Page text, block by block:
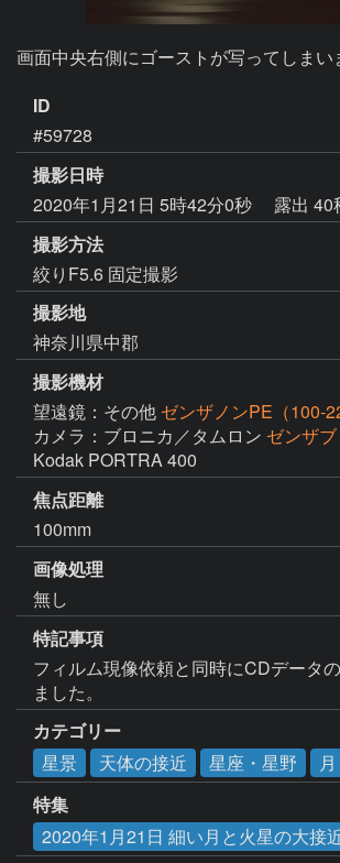
画面中央右側にゴーストが写ってしまい
ID
#59728
撮影日時
2020年1月21日 5時42分0秒
露出 40
撮影方法
絞りF5.6 固定撮影
撮影地
神奈川県中郡
撮影機材
望遠鏡：その他 ゼンザノンPE（100-
カメラ：ブロニカ／タムロン ゼンザ
Kodak PORTRA 400
焦点距離
100mm
画像処理
無し
特記事項
フィルム現像依頼と同時にCDデータ
ました。
カテゴリー
星景
天体の接近 星座・星野
月
特集
2020年1月21日 細い月と火星の大接